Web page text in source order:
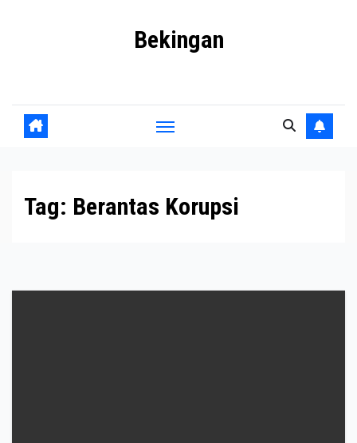
Bekingan
Tag: Berantas Korupsi